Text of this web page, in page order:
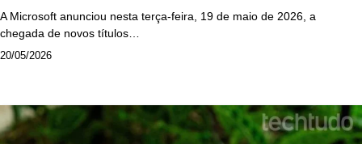
A Microsoft anunciou nesta terça-feira, 19 de maio de 2026, a
chegada de novos títulos…
20/05/2026